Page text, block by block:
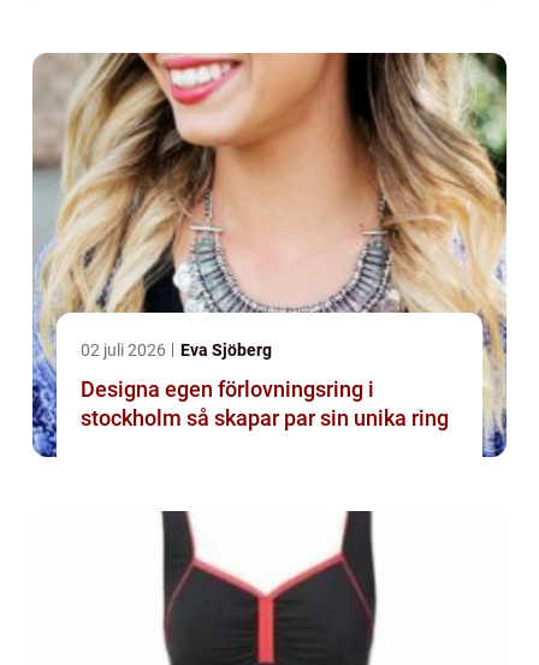
02 juli 2026 Eva Sjöberg
Designa egen förlovningsring i
stockholm så skapar par sin unika ring